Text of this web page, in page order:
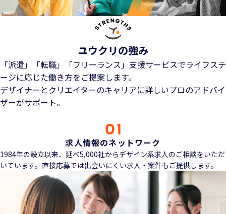
ユウクリの強み
「派遣」「転職」「フリーランス」支援サービスでライフステ
ージに応じた働き方をご提案します。
デザイナーとクリエイターのキャリアに詳しいプロのアドバイ
ザーがサポート。
求人情報のネットワーク
1984年の設立以来、延べ5,000社からデザイン系求人のご相談をいただ
いています。直接応募では出会いにくい求人・案件もご提供します。